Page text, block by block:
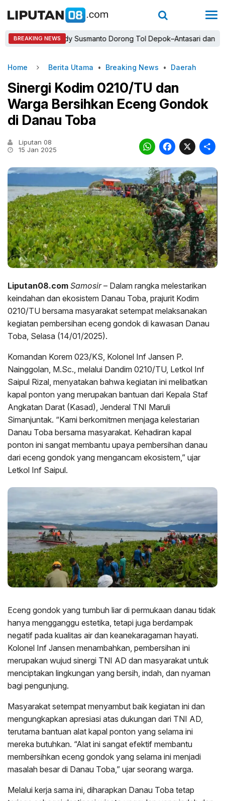
BREAKING NEWS
Bupati Rudy Susmanto Dorong Tol Depok–Antasari dan Jalan
Home Berita Utama • Breaking News • Daerah
Sinergi Kodim 0210/TU dan
Warga Bersihkan Eceng Gondok
di Danau Toba
Liputan 08
15 Jan 2025
X
Liputan08.com Samosir– Dalam rangka melestarikan
keindahan dan ekosistem Danau Toba, prajurit Kodim
0210/TU bersama masyarakat setempat melaksanakan
kegiatan pembersihan eceng gondok di kawasan Danau
Toba, Selasa (14/01/2025).
Komandan Korem 023/KS, Kolonel Inf Jansen P.
Nainggolan, M.Sc., melalui Dandim 0210/TU, Letkol Inf
Saipul Rizal, menyatakan bahwa kegiatan ini melibatkan
kapal ponton yang merupakan bantuan dari Kepala Staf
Angkatan Darat (Kasad), Jenderal TNI Maruli
Simanjuntak. “Kami berkomitmen menjaga kelestarian
Danau Toba bersama masyarakat. Kehadiran kapal
ponton ini sangat membantu upaya pembersihan danau
dari eceng gondok yang mengancam ekosistem,” ujar
Letkol Inf Saipul.
Eceng gondok yang tumbuh liar di permukaan danau tidak
hanya mengganggu estetika, tetapi juga berdampak
negatif pada kualitas air dan keanekaragaman hayati.
Kolonel Inf Jansen menambahkan, pembersihan ini
merupakan wujud sinergi TNI AD dan masyarakat untuk
menciptakan lingkungan yang bersih, indah, dan nyaman
bagi pengunjung.
Masyarakat setempat menyambut baik kegiatan ini dan
mengungkapkan apresiasi atas dukungan dari TNI AD,
terutama bantuan alat kapal ponton yang selama ini
mereka butuhkan. “Alat ini sangat efektif membantu
membersihkan eceng gondok yang selama ini menjadi
masalah besar di Danau Toba,” ujar seorang warga.
Melalui kerja sama ini, diharapkan Danau Toba tetap